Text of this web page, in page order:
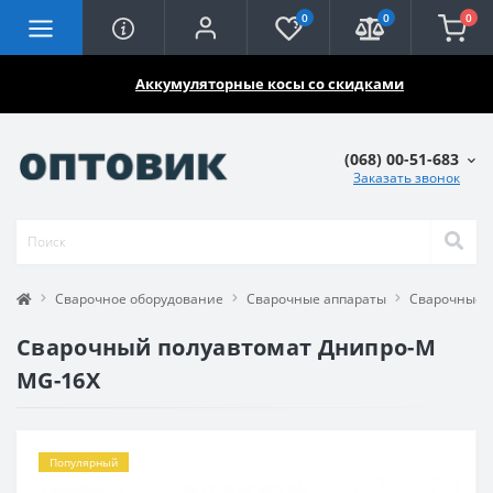
Аккумуляторные косы со скидками
0 0 0
(068) 00-51-683
Заказать звонок
Сварочное оборудование Сварочные аппараты Сварочные
Сварочный полуавтомат Днипро-М
MG-16X
Популярный